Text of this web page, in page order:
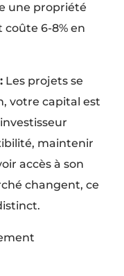
une propriété
6-8% en
Les projets se
votre capital est
maintenir
accès à son
changent, ce